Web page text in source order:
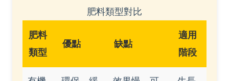
肥料類型對比
肥料
類型
優點 缺點
適用
階段